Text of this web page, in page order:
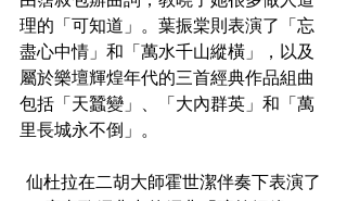
理的「可知道」。葉振棠則表演了「忘
盡心中情」和「萬水千山縱橫」，以及
屬於樂壇輝煌年代的三首經典作品組曲
包括「天蠶變」、「大內群英」和「萬
里長城永不倒」。
仙杜拉在二胡大師霍世潔伴奏下表演了